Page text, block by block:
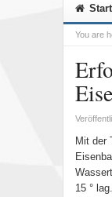
Start
You are
Mit der
15 °